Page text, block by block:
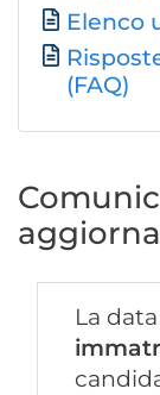
Elenco
(FAQ)
La